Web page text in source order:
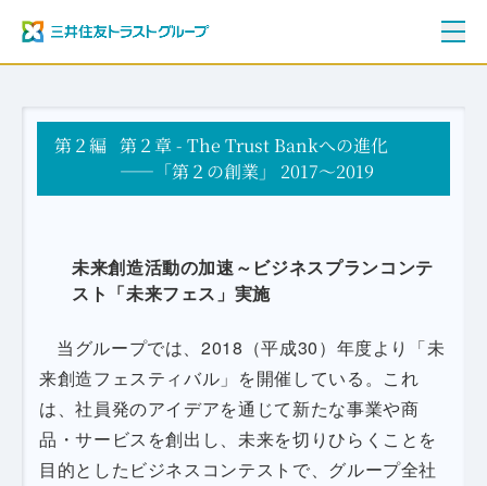
ご挨拶
三井住友トラストグループ100年史
資料編
年表
第２編 第２章 - The Trust Bankへの進化
――「第２の創業」 2017～2019
未来創造活動の加速～ビジネスプランコンテ
スト「未来フェス」実施
当グループでは、2018（平成30）年度より「未
来創造フェスティバル」を開催している。これ
は、社員発のアイデアを通じて新たな事業や商
品・サービスを創出し、未来を切りひらくことを
目的としたビジネスコンテストで、グループ全社